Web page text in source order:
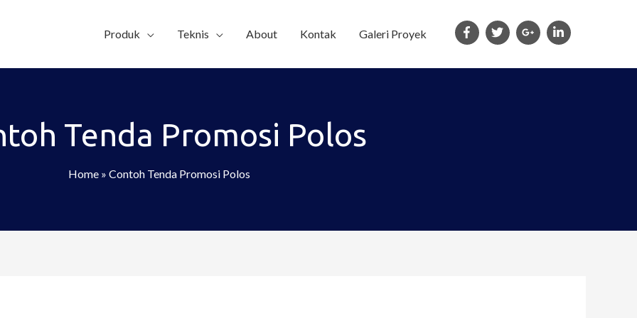
Produk Teknis About Kontak Galeri Proyek
Tenda Promosi Polos
Home » Contoh Tenda Promosi Polos